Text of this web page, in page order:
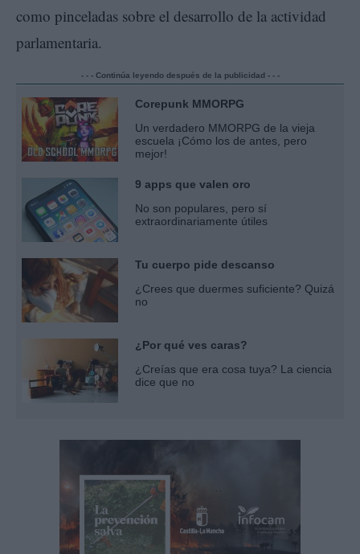
como pinceladas sobre el desarrollo de la actividad
parlamentaria.
- - - Continúa leyendo después de la publicidad - - -
Corepunk MMORPG
Un verdadero MMORPG de la vieja
escuela ¡Cómo los de antes, pero
mejor!
9 apps que valen oro
No son populares, pero sí
extraordinariamente útiles
Tu cuerpo pide descanso
¿Crees que duermes suficiente? Quizá
no
¿Por qué ves caras?
¿Creías que era cosa tuya? La ciencia
dice que no